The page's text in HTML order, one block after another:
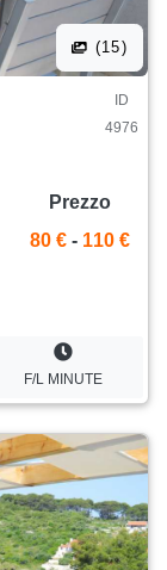
(15)
ID
4976
Prezzo
80 € - 110 €
F/L MINUTE